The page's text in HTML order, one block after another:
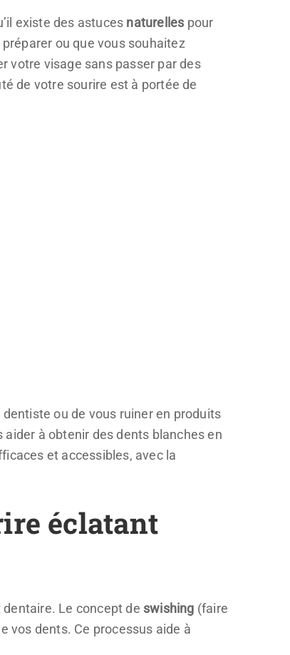
existe des astuces naturelles pour
ou que vous souhaitez
votre visage sans passer par des
de votre sourire est à portée de
ou de vous ruiner en produits
à obtenir des dents blanches en
et accessibles, avec la
éclatant
Le concept de swishing (faire
vos dents. Ce processus aide à